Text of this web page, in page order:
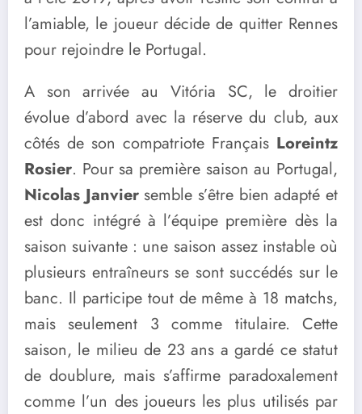
l’amiable, le joueur décide de quitter Rennes
pour rejoindre le Portugal.
A son arrivée au Vitória SC, le droitier
évolue d’abord avec la réserve du club, aux
côtés de son compatriote Français Loreintz
Rosier. Pour sa première saison au Portugal,
Nicolas Janviersemble s’être bien adapté et
est donc intégré à l’équipe première dès la
saison suivante : une saison assez instable où
plusieurs entraîneurs se sont succédés sur le
banc. Il participe tout de même à 18 matchs,
mais seulement 3 comme titulaire. Cette
saison, le milieu de 23 ans a gardé ce statut
de doublure, mais s’affirme paradoxalement
comme l’un des joueurs les plus utilisés par